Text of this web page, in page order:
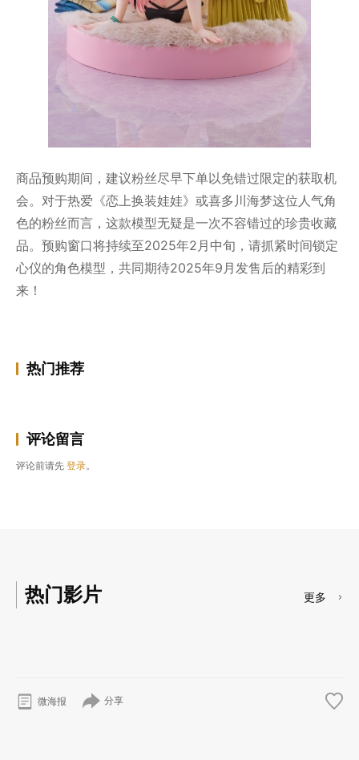
商品预购期间，建议粉丝尽早下单以免错过限定的获取机
会。对于热爱《恋上换装娃娃》或喜多川海梦这位人气角
色的粉丝而言，这款模型无疑是一次不容错过的珍贵收藏
品。预购窗口将持续至2025年2月中旬，请抓紧时间锁定
心仪的角色模型，共同期待2025年9月发售后的精彩到
来！
热门推荐
评论留言
评论前请先 登录。
热门影片 更多
微海报 分享